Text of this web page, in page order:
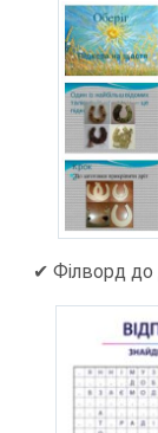
✔ Філворд до